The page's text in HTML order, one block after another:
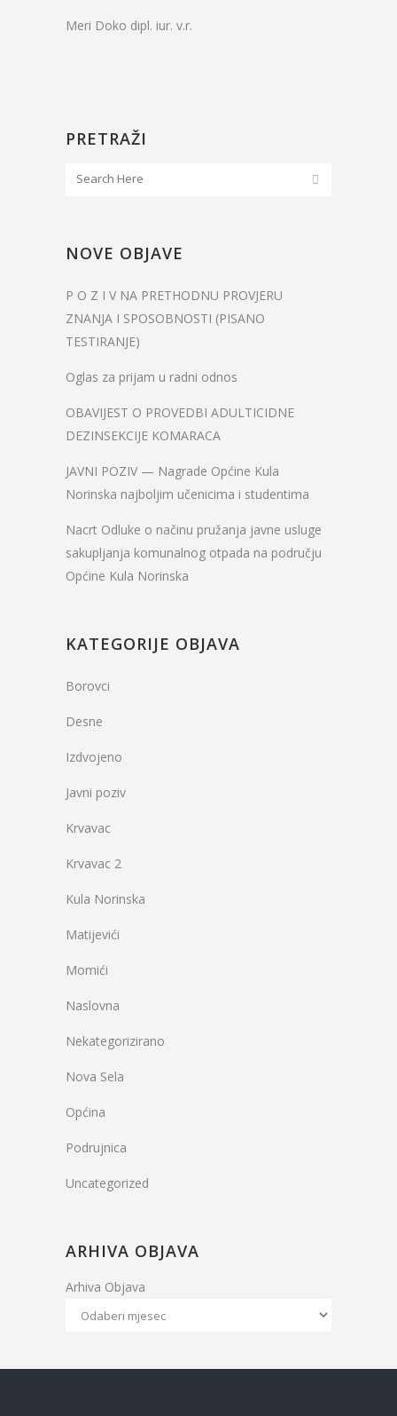
Meri Doko dipl. iur. v.r.
PRETRAŽI
NOVE OBJAVE
P O Z I V NA PRETHODNU PROVJERU
ZNANJA I SPOSOBNOSTI (PISANO
TESTIRANJE)
Oglas za prijam u radni odnos
OBAVIJEST O PROVEDBI ADULTICIDNE
DEZINSEKCIJE KOMARACA
JAVNI POZIV — Nagrade Općine Kula
Norinska najboljim učenicima i studentima
Nacrt Odluke o načinu pružanja javne usluge
sakupljanja komunalnog otpada na području
Općine Kula Norinska
KATEGORIJE OBJAVA
Borovci
Desne
Izdvojeno
Javni poziv
Krvavac
Krvavac 2
Kula Norinska
Matijevići
Momići
Naslovna
Nekategorizirano
Nova Sela
Općina
Podrujnica
Uncategorized
ARHIVA OBJAVA
Arhiva Objava